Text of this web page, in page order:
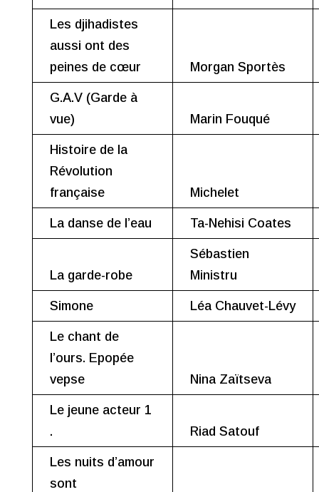
Les djihadistes
aussi ont des
peines de cœur
Morgan Sportès
G.A.V (Garde à
vue)
Marin Fouqué
Histoire de la
Révolution
française
Michelet
La danse de l’eau Ta-Nehisi Coates
La garde-robe
Sébastien
Ministru
Simone Léa Chauvet-Lévy
Le chant de
l’ours. Epopée
vepse
Nina Zaïtseva
Le jeune acteur 1
.
Riad Satouf
Les nuits d’amour
sont